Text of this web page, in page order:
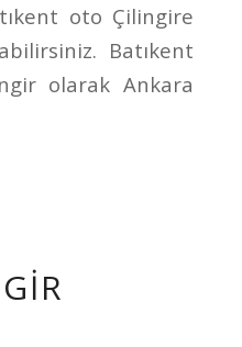
oto Çilingire
Batıkent
olarak Ankara